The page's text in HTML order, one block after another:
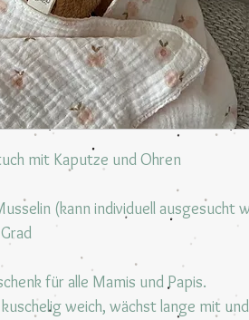
mit Kaputze und Ohren
(kann individuell ausgesucht
für alle Mamis und Papis.
weich, wächst lange mit